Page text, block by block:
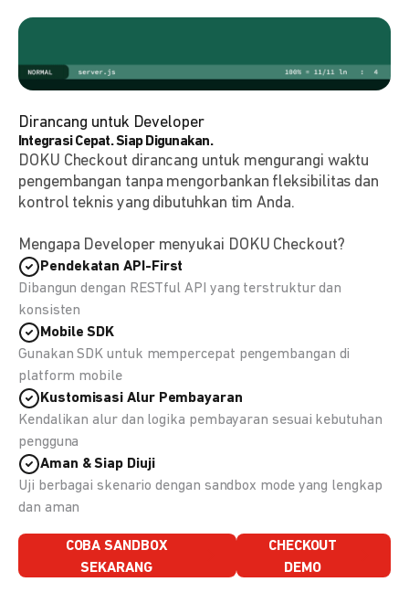
Dirancang untuk Developer
Integrasi Cepat. Siap Digunakan.
DOKU Checkout dirancang untuk mengurangi waktu
pengembangan tanpa mengorbankan fleksibilitas dan
kontrol teknis yang dibutuhkan tim Anda.
Mengapa Developer menyukai DOKU Checkout?
Pendekatan API-First
Dibangun dengan RESTful API yang terstruktur dan
konsisten
Mobile SDK
Gunakan SDK untuk mempercepat pengembangan di
platform mobile
Kustomisasi Alur Pembayaran
Kendalikan alur dan logika pembayaran sesuai kebutuhan
pengguna
Aman & Siap Diuji
Uji berbagai skenario dengan sandbox mode yang lengkap
dan aman
COBA SANDBOX
SEKARANG
CHECKOUT
DEMO